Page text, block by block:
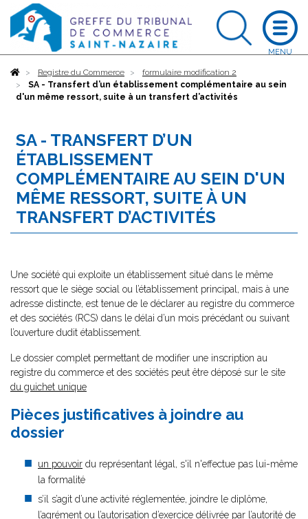
AccueilRegistre du Commerce
formulaire modification 2
SA - Transfert d’un établissement complémentaire au sein
d'un même ressort, suite à un transfert d’activités
SA - TRANSFERT D’UN
ÉTABLISSEMENT
COMPLÉMENTAIRE AU SEIN D'UN
MÊME RESSORT, SUITE À UN
TRANSFERT D’ACTIVITÉS
Une société qui exploite un établissement situé dans le même
ressort que le siège social ou l’établissement principal, mais à une
adresse distincte, est tenue de le déclarer au registre du commerce
et des sociétés (RCS) dans le délai d’un mois précédant ou suivant
l’ouverture dudit établissement.
Le dossier complet permettant de modifier une inscription au
registre du commerce et des sociétés peut être déposé sur le site
du guichet unique
Pièces justificatives à joindre au
dossier
un pouvoir du représentant légal, s'il n'effectue pas lui-même
la formalité
s’il s’agit d’une activité réglementée, joindre le diplôme,
l’agrément ou l’autorisation d’exercice délivrée par l’autorité de